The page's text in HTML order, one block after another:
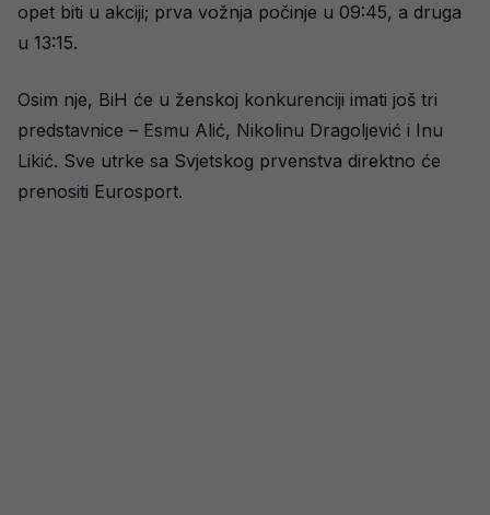
opet biti u akciji; prva vožnja počinje u 09:45, a druga
u 13:15.
Osim nje, BiH će u ženskoj konkurenciji imati još tri
predstavnice – Esmu Alić, Nikolinu Dragoljević i Inu
Likić. Sve utrke sa Svjetskog prvenstva direktno će
prenositi Eurosport.